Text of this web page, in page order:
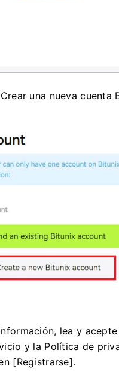
una nueva cuenta
lea y
y la Política de
[Registrarse].